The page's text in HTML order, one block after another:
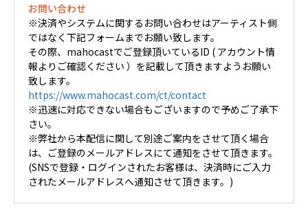
お問い合わせ
※決済やシステムに関するお問い合わせはアーティスト側
ではなく下記フォームまでお願い致します。
その際、mahocastでご登録頂いているID ( アカウント情
報よりご確認ください ）を記載して頂きますようお願い
致します。
https://www.mahocast.com/ct/contact
※迅速に対応できない場合もございますので予めご了承下
さい。
※弊社から本配信に関して別途ご案内をさせて頂く場合
は、ご登録のメールアドレスにて通知をさせて頂きます。
(SNSで登録・ログインされたお客様は、決済時にご入力
されたメールアドレスへ通知させて頂きます。)